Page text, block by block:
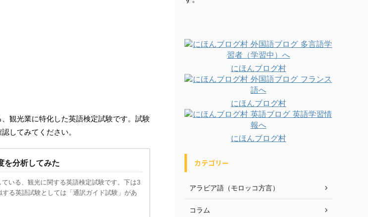
観光業に特化した英語検定試験です。試験
してみてください。
を分析してみた
いる、観光に関する英語検定試験です。下は3
る英語試験としては「通訳ガイド試験」があ
にほんブログ村
にほんブログ村
にほんブログ村
カテゴリー
アラビア語（モロッコ方言）
コラム